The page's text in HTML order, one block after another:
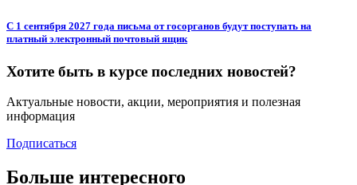
С 1 сентября 2027 года письма от госорганов будут поступать на
платный электронный почтовый ящик
Хотите быть в курсе последних новостей?
Актуальные новости, акции, мероприятия и полезная
информация
Подписаться
Больше интересного